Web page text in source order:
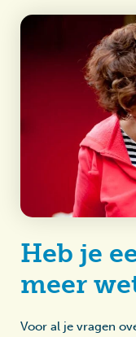
Heb je
meer
Voor al je vragen